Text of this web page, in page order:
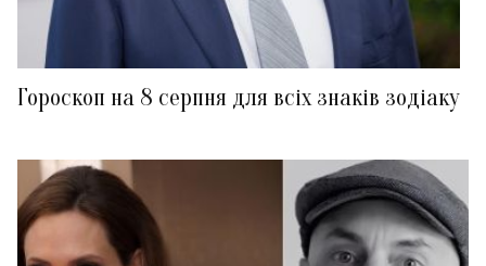
Гороскоп на 8 серпня для всіх знаків зодіаку